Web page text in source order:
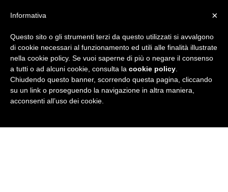
i
×
Informativa
Questo sito o gli strumenti terzi da questo utilizzati si avvalgono
di cookie necessari al funzionamento ed utili alle finalità illustrate
nella cookie policy. Se vuoi saperne di più o negare il consenso
a tutti o ad alcuni cookie, consulta la cookie policy
Chiudendo questo banner, scorrendo questa pagina, cliccando
su un link o proseguendo la navigazione in altra maniera,
acconsenti all’uso dei cookie.